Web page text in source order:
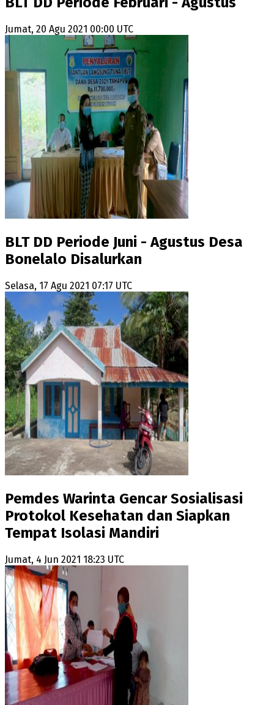
Jumat, 20 Agu 2021 00:00 UTC
BLT DD Periode Juni - Agustus Desa
Bonelalo Disalurkan
Selasa, 17 Agu 2021 07:17 UTC
Pemdes Warinta Gencar Sosialisasi
Protokol Kesehatan dan Siapkan
Tempat Isolasi Mandiri
Jumat, 4 Jun 2021 18:23 UTC